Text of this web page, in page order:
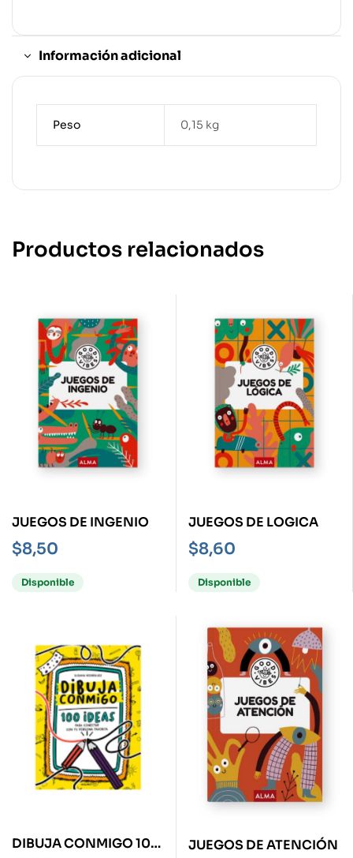
Información adicional
Peso 0,15 kg
Productos relacionados
JUEGOS DE INGENIO
$8,50
Disponible
JUEGOS DE LOGICA
$8,60
Disponible
DIBUJA CONMIGO 100
JUEGOS DE ATENCIÓN